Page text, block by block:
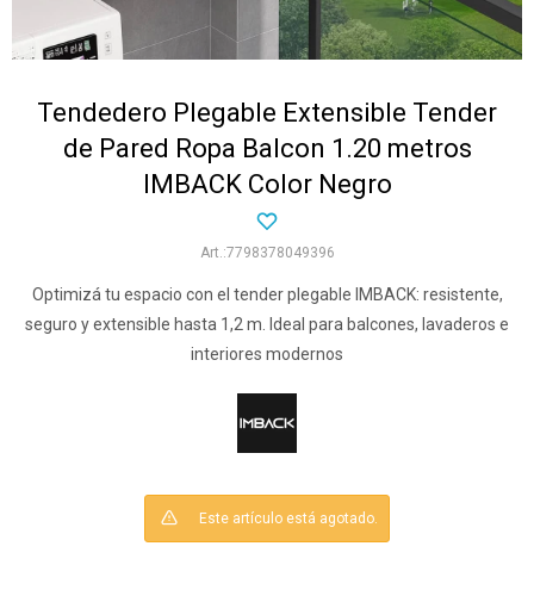
Tendedero Plegable Extensible Tender
de Pared Ropa Balcon 1.20 metros
IMBACK Color Negro
7798378049396
Optimizá tu espacio con el tender plegable IMBACK: resistente,
seguro y extensible hasta 1,2 m. Ideal para balcones, lavaderos e
interiores modernos
Este artículo está agotado.